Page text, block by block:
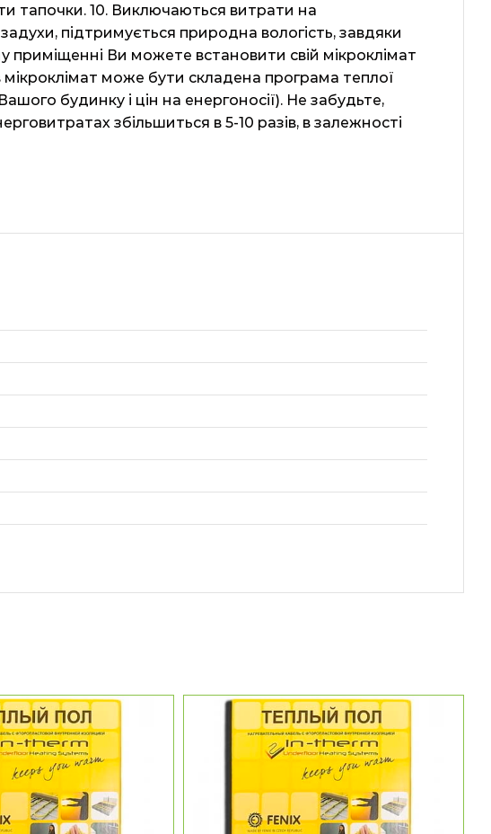
тапочки. 10. Виключаються витрати на
підтримується природна вологість, завдяки
Ви можете встановити свій мікроклімат
може бути складена програма теплої
будинку і цін на енергоносії). Не забудьте,
збільшиться в 5-10 разів, в залежності